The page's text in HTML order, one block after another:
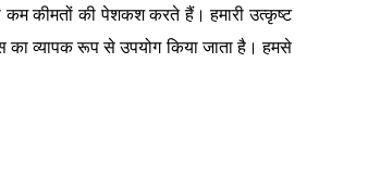
कम कीमतों की पेशकश करते हैं। हमारी उत्कृष्ट
का व्यापक रूप से उपयोग किया जाता है। हमसे